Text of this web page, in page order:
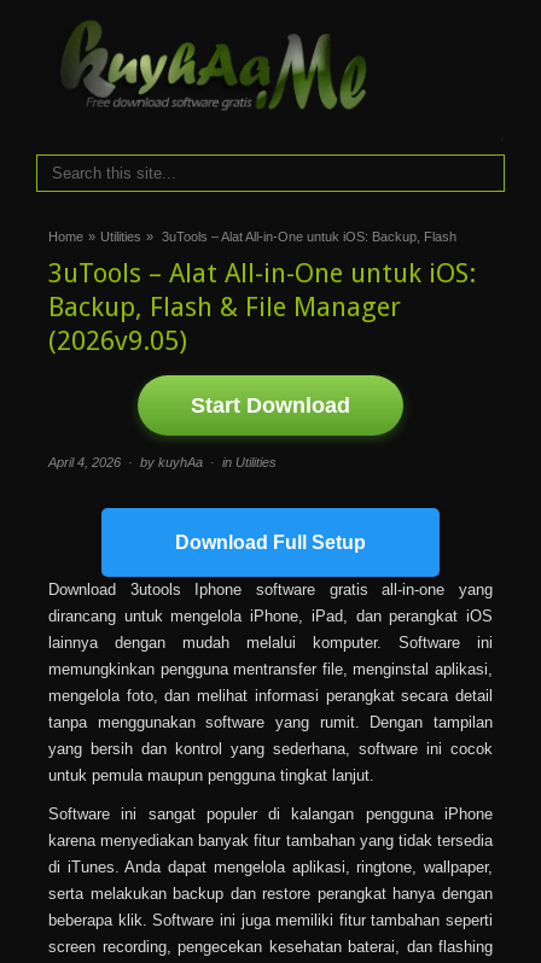
Home » Utilities » 3uTools – Alat All-in-One untuk iOS: Backup, Flash
3uTools – Alat All-in-One untuk iOS:
Backup, Flash & File Manager
(2026v9.05)
Start Download
April 4, 2026 · by kuyhAa · in Utilities
Download Full Setup
Download 3utools Iphone software gratis all-in-one yang
dirancang untuk mengelola iPhone, iPad, dan perangkat iOS
lainnya dengan mudah melalui komputer. Software ini
memungkinkan pengguna mentransfer file, menginstal aplikasi,
mengelola foto, dan melihat informasi perangkat secara detail
tanpa menggunakan software yang rumit. Dengan tampilan
yang bersih dan kontrol yang sederhana, software ini cocok
untuk pemula maupun pengguna tingkat lanjut.
Software ini sangat populer di kalangan pengguna iPhone
karena menyediakan banyak fitur tambahan yang tidak tersedia
di iTunes. Anda dapat mengelola aplikasi, ringtone, wallpaper,
serta melakukan backup dan restore perangkat hanya dengan
beberapa klik. Software ini juga memiliki fitur tambahan seperti
screen recording, pengecekan kesehatan baterai, dan flashing